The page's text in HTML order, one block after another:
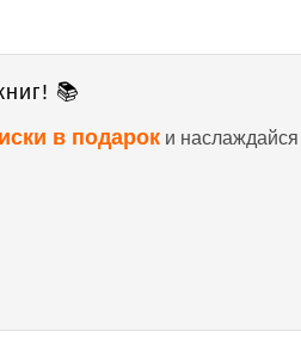
📚
в подарок и наслаждайся